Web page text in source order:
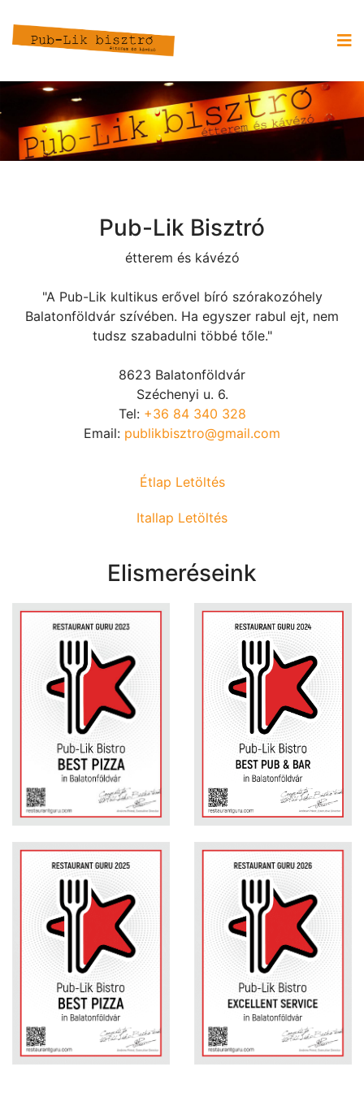
Elismeréseink
Pub-Lik Bisztró
étterem és kávézó
"A Pub-Lik kultikus erővel bíró szórakozóhely
Balatonföldvár szívében. Ha egyszer rabul ejt, nem
tudsz szabadulni többé tőle."
8623 Balatonföldvár
Széchenyi u. 6.
Tel: +36 84 340 328
Email: publikbisztro@gmail.com
Étlap Letöltés
Itallap Letöltés